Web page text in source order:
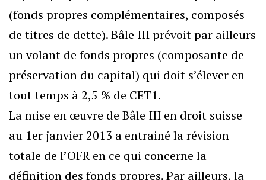
(fonds propres complémentaires, composés
de titres de dette). Bâle III prévoit par ailleurs
un volant de fonds propres (composante de
préservation du capital) qui doit s’élever en
tout temps à 2,5 % de CET1.
La mise en œuvre de Bâle III en droit suisse
au 1er janvier 2013 a entrainé la révision
totale de l’OFR en ce qui concerne la
définition des fonds propres. Par ailleurs, la